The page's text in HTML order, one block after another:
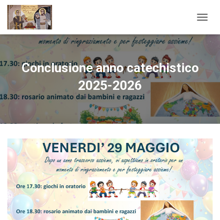
A
Z
O
N
E
E
Conclusione anno catechistico
2025-2026